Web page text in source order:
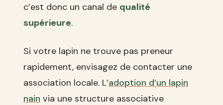
c’est donc un canal de qualité
supérieure.
Si votre lapin ne trouve pas preneur
rapidement, envisagez de contacter une
association locale. L’adoption d’un lapin
nain via une structure associative